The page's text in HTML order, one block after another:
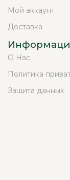
Мой аккаунт
Доставка
О Нас
Политика
Защита данных